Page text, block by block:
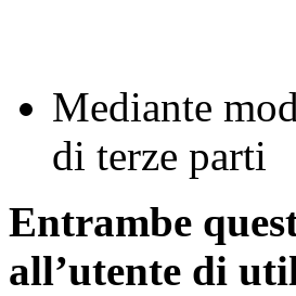
Mediante
di terze parti
Entrambe
all’utente di